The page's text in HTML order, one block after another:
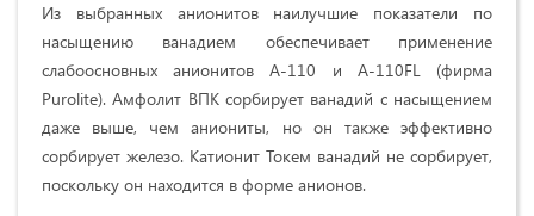
Из выбранных анионитов наилучшие показатели по
насыщению ванадием обеспечивает применение
слабоосновных анионитов А-110 и А-110FL (фирма
Purolite). Амфолит ВПК сорбирует ванадий с насыщением
даже выше, чем аниониты, но он также эффективно
сорбирует железо. Катионит Токем ванадий не сорбирует,
поскольку он находится в форме анионов.